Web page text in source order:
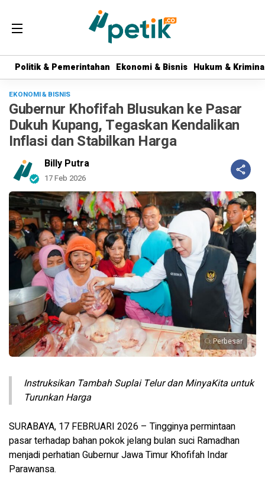
Politik & Pemerintahan Ekonomi & Bisnis Hukum &
Politik & Pemerintahan Ekonomi & Bisnis Hukum &
EKONOMI & BISNIS
Gubernur Khofifah Blusukan ke Pasar
Dukuh Kupang, Tegaskan Kendalikan
Inflasi dan Stabilkan Harga
Billy Putra
17 Feb 2026
Perbesar
Instruksikan Tambah Suplai Telur dan MinyaKita untuk
Turunkan Harga
SURABAYA, 17 FEBRUARI 2026 – Tingginya permintaan
pasar terhadap bahan pokok jelang bulan suci Ramadhan
menjadi perhatian Gubernur Jawa Timur Khofifah Indar
Parawansa.